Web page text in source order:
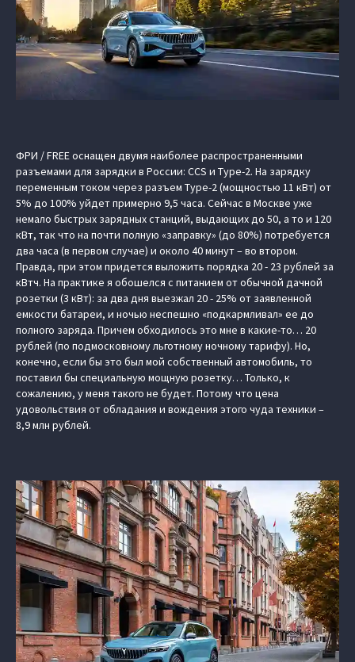
ФРИ / FREE оснащен двумя наиболее распространенными
разъемами для зарядки в России: CCS и Type-2. На зарядку
переменным током через разъем Type-2 (мощностью 11 кВт) от
5% до 100% уйдет примерно 9,5 часа. Сейчас в Москве уже
немало быстрых зарядных станций, выдающих до 50, а то и 120
кВт, так что на почти полную «заправку» (до 80%) потребуется
два часа (в первом случае) и около 40 минут – во втором.
Правда, при этом придется выложить порядка 20 - 23 рублей за
кВтч. На практике я обошелся с питанием от обычной дачной
розетки (3 кВт): за два дня выезжал 20 - 25% от заявленной
емкости батареи, и ночью неспешно «подкармливал» ее до
полного заряда. Причем обходилось это мне в какие-то… 20
рублей (по подмосковному льготному ночному тарифу). Но,
конечно, если бы это был мой собственный автомобиль, то
поставил бы специальную мощную розетку… Только, к
сожалению, у меня такого не будет. Потому что цена
удовольствия от обладания и вождения этого чуда техники –
8,9 млн рублей.